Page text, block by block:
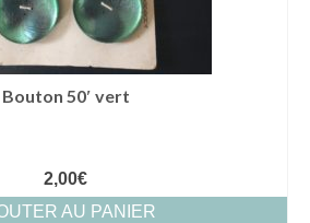
Bouton 50′ vert
2,00€
AU PANIER